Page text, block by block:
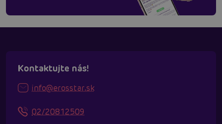
Kontaktujte nás!
info@erosstar.sk
02/20812509